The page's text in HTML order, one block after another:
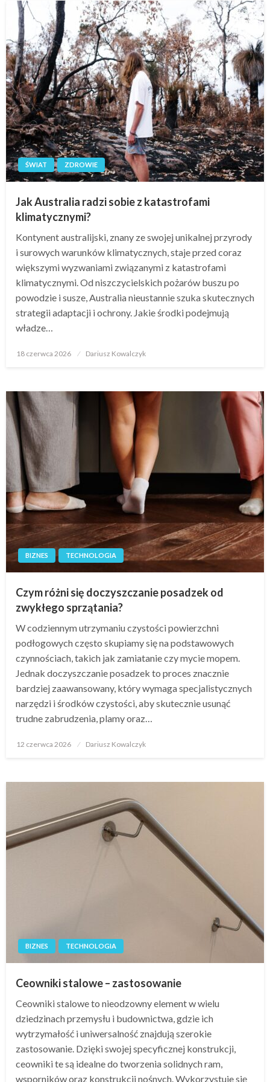
ŚWIAT ZDROWIE
Jak Australia radzi sobie z katastrofami
klimatycznymi?
Kontynent australijski, znany ze swojej unikalnej przyrody
i surowych warunków klimatycznych, staje przed coraz
większymi wyzwaniami związanymi z katastrofami
klimatycznymi. Od niszczycielskich pożarów buszu po
powodzie i susze, Australia nieustannie szuka skutecznych
strategii adaptacji i ochrony. Jakie środki podejmują
władze…
Opublikowane
18 czerwca 2026 Dariusz Kowalczyk
BIZNES TECHNOLOGIA
Czym różni się doczyszczanie posadzek od
zwykłego sprzątania?
W codziennym utrzymaniu czystości powierzchni
podłogowych często skupiamy się na podstawowych
czynnościach, takich jak zamiatanie czy mycie mopem.
Jednak doczyszczanie posadzek to proces znacznie
bardziej zaawansowany, który wymaga specjalistycznych
narzędzi i środków czystości, aby skutecznie usunąć
trudne zabrudzenia, plamy oraz…
Opublikowane
12 czerwca 2026 Dariusz Kowalczyk
BIZNES TECHNOLOGIA
Ceowniki stalowe – zastosowanie
Ceowniki stalowe to nieodzowny element w wielu
dziedzinach przemysłu i budownictwa, gdzie ich
wytrzymałość i uniwersalność znajdują szerokie
zastosowanie. Dzięki swojej specyficznej konstrukcji,
ceowniki te są idealne do tworzenia solidnych ram,
wsporników oraz konstrukcji nośnych. Wykorzystuje się